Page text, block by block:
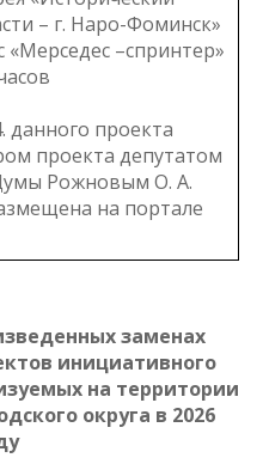
– г. Наро-Фоминск»
«Мерседес –спринтер»
данного проекта
проекта депутатом
Рожновым О. А.
на портале
заменах
инициативного
на территории
округа в 2026